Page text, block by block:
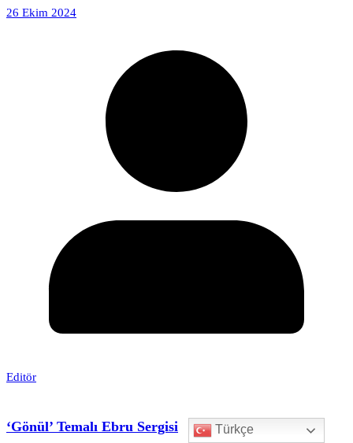
26 Ekim 2024
Editör
‘Gönül’ Temalı Ebru Sergisi Türkçe